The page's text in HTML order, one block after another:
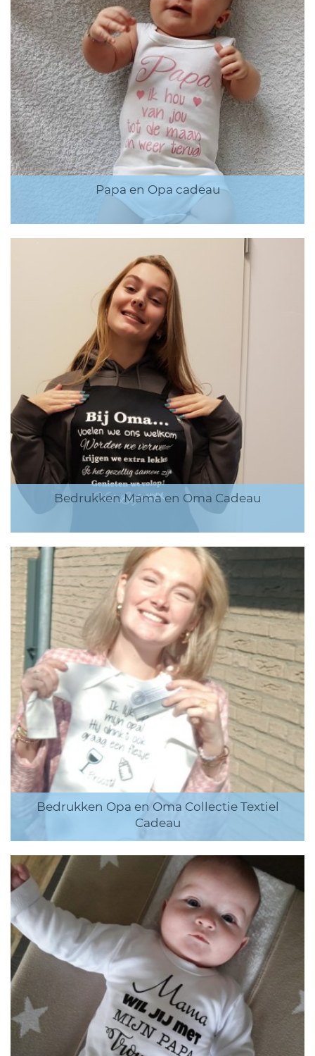
Papa en Opa cadeau
Bedrukken Mama en Oma Cadeau
Bedrukken Opa en Oma Collectie Textiel
Cadeau